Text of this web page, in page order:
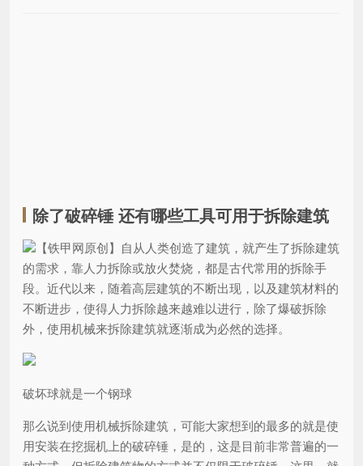
除了破碎锤 还有哪些工具可用于拆除建筑
【铁甲网原创】自从人类创造了建筑，就产生了拆除建筑
的需求，靠人力拆除或放火焚烧，都是古代常用的拆除手
段。近代以来，随着高层建筑的不断出现，以及建筑材料的
不断进步，使得人力拆除越来越难以进行，除了爆破拆除
外，使用机械来拆除建筑就逐渐成为必然的选择。
破坏球就是一个钢球
那么说到使用机械拆除建筑，可能大家想到的最多的就是使
用安装在挖掘机上的破碎锤，是的，这是目前非常普遍的一